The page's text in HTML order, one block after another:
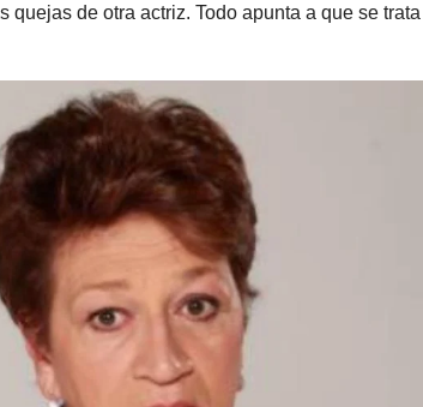
de otra actriz. Todo apunta a que se trata